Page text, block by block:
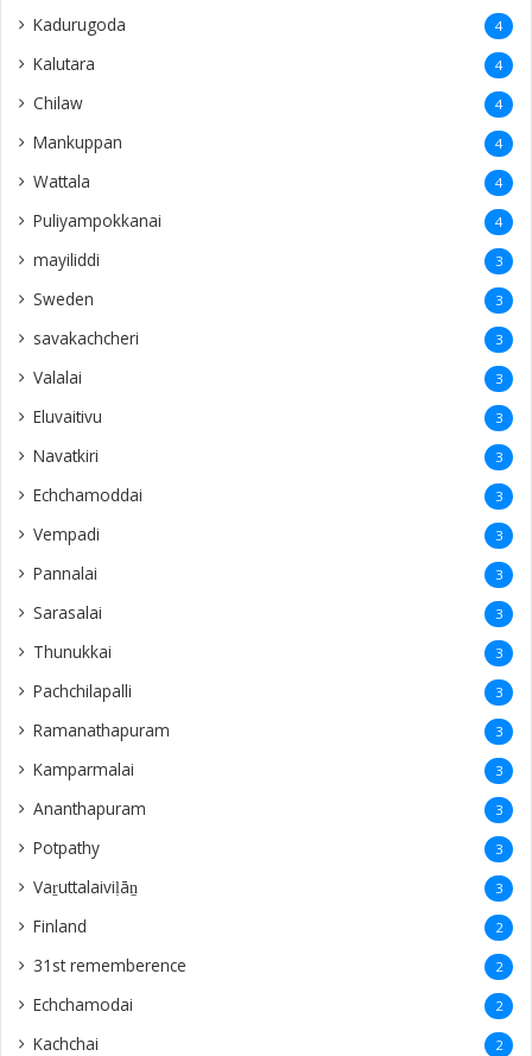
Kadurugoda 4
Kalutara 4
Chilaw 4
Mankuppan 4
Wattala 4
Puliyampokkanai 4
mayiliddi 3
Sweden 3
savakachcheri 3
Valalai 3
Eluvaitivu 3
Navatkiri 3
Echchamoddai 3
Vempadi 3
Pannalai 3
Sarasalai 3
Thunukkai 3
Pachchilapalli 3
Ramanathapuram 3
Kamparmalai 3
Ananthapuram 3
‎Potpathy 3
Vaṟuttalaiviḷāṉ 3
Finland 2
31st rememberence 2
Echchamodai 2
Kachchai 2